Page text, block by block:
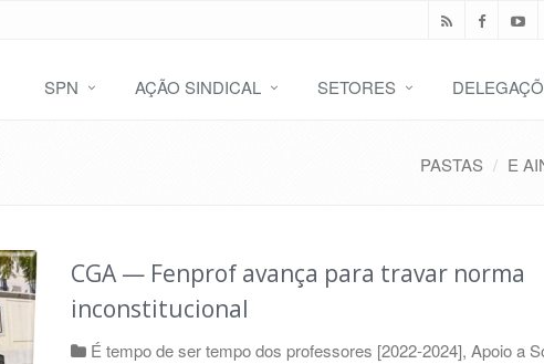
SPN AÇÃO SINDICAL SETORES
PASTAS E
CGA — Fenprof avança para travar norma
inconstitucional
É tempo de ser tempo dos professores [2022-2024], Apoio a